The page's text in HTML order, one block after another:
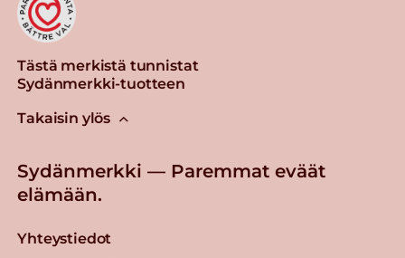
Tästä merkistä tunnistat
Sydänmerkki-tuotteen
Takaisin ylös
Sydänmerkki — Paremmat eväät
elämään.
Yhteystiedot